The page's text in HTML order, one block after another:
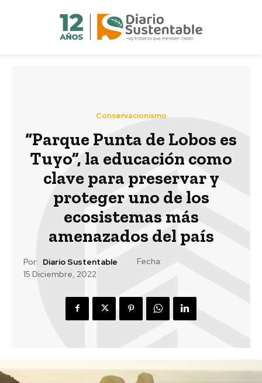
Conservacionismo
“Parque Punta de Lobos es
Tuyo”, la educación como
clave para preservar y
proteger uno de los
ecosistemas más
amenazados del país
Por: Diario Sustentable
Fecha:
15 Diciembre, 2022